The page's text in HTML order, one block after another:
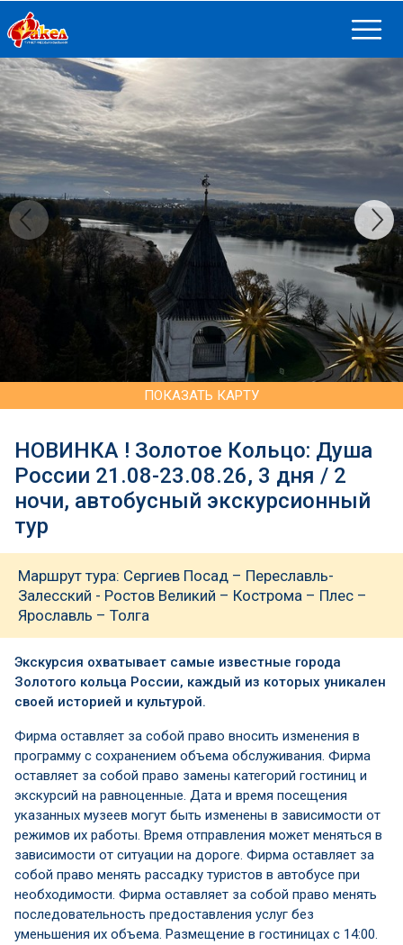
ПОКАЗАТЬ КАРТУ
НОВИНКА ! Золотое Кольцо: Душа
России 21.08-23.08.26, 3 дня / 2
ночи, автобусный экскурсионный
тур
Маршрут тура: Сергиев Посад – Переславль-
Залесский - Ростов Великий – Кострома – Плес –
Ярославль – Толга
Экскурсия охватывает самые известные города
Золотого кольца России, каждый из которых уникален
своей историей и культурой.
Фирма оставляет за собой право вносить изменения в
программу с сохранением объема обслуживания. Фирма
оставляет за собой право замены категорий гостиниц и
экскурсий на равноценные. Дата и время посещения
указанных музеев могут быть изменены в зависимости от
режимов их работы. Время отправления может меняться в
зависимости от ситуации на дороге. Фирма оставляет за
собой право менять рассадку туристов в автобусе при
необходимости. Фирма оставляет за собой право менять
последовательность предоставления услуг без
уменьшения их объема. Размещение в гостиницах с 14:00.